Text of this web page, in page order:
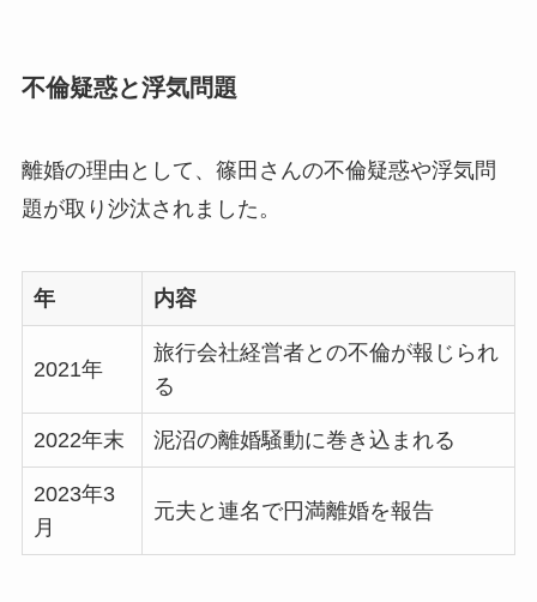
不倫疑惑と浮気問題
離婚の理由として、篠田さんの不倫疑惑や浮気問
題が取り沙汰されました。
年 内容
2021年
旅行会社経営者との不倫が報じられ
る
2022年末 泥沼の離婚騒動に巻き込まれる
2023年3
月
元夫と連名で円満離婚を報告